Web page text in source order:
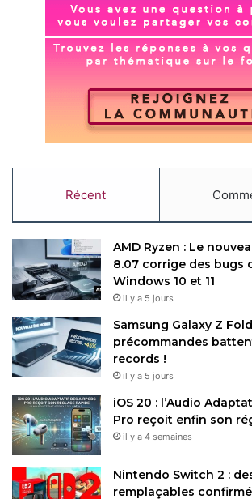
Récent
AMD Ryzen : Le
8.07 corrige des bugs
Windows 10 et 11
il y a 5 jours
Samsung Galaxy Z
précommandes
records !
il y a 5 jours
iOS 20 : l’Audio
Pro reçoit enfin son
il y a 4 semaines
Nintendo Switch 2 :
remplaçables